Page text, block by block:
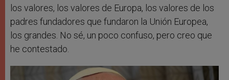
los valores, los valores de Europa, los valores de los
padres fundadores que fundaron la Unión Europea,
los grandes. No sé, un poco confuso, pero creo que
he contestado.